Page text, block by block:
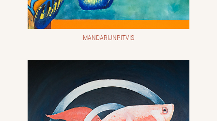
MANDARIJNPITVIS